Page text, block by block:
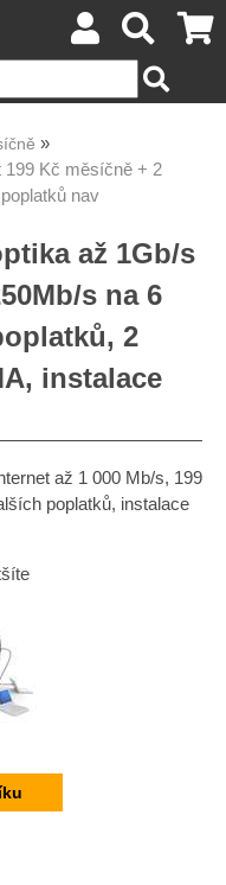
199 Kč měsíčně + 2
nav
až 1Gb/s
s na 6
2
instalace
až 1 000 Mb/s, 199
poplatků, instalace